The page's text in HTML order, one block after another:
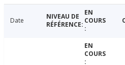
Date